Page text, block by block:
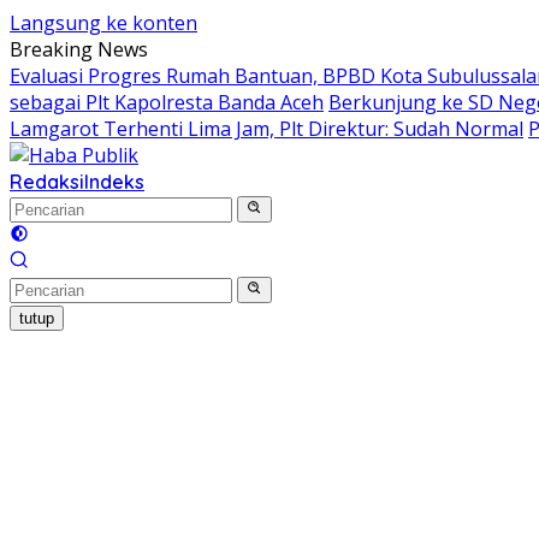
Langsung ke konten
Breaking News
Evaluasi Progres Rumah Bantuan, BPBD Kota
sebagai Plt Kapolresta Banda Aceh Berkunjung ke SD
Lamgarot Terhenti Lima Jam, Plt Direktur: Sudah Normal
RedaksiIndeks
tutup